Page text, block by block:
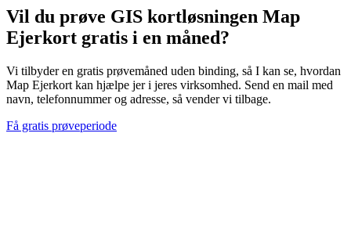
Vil du prøve GIS kortløsningen Map
Ejerkort gratis i en måned?
Vi tilbyder en gratis prøvemåned uden binding, så I kan se, hvordan
Map Ejerkort kan hjælpe jer i jeres virksomhed. Send en mail med
navn, telefonnummer og adresse, så vender vi tilbage.
Få gratis prøveperiode